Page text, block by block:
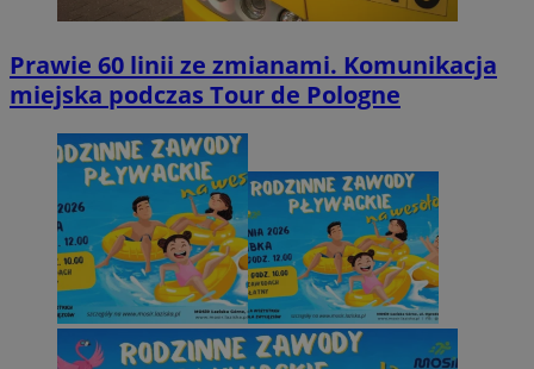
Prawie 60 linii ze zmianami. Komunikacja
miejska podczas Tour de Pologne